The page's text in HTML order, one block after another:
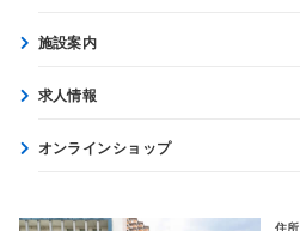
施設案内
求人情報
オンラインショップ
住所